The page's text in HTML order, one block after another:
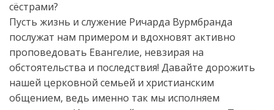
сёстрами?
Пусть жизнь и служение Ричарда Вурмбранда
послужат нам примером и вдохновят активно
проповедовать Евангелие, невзирая на
обстоятельства и последствия! Давайте дорожить
нашей церковной семьей и христианским
общением, ведь именно так мы исполняем